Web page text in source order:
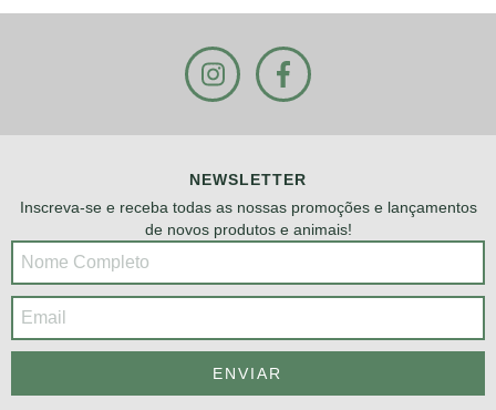
NEWSLETTER
Inscreva-se e receba todas as nossas promoções e lançamentos
de novos produtos e animais!